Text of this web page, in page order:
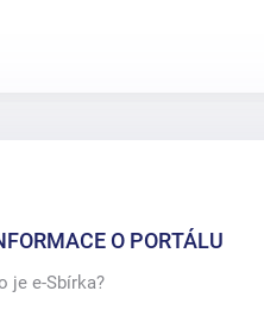
O PORTÁLU
je e-Sbírka?